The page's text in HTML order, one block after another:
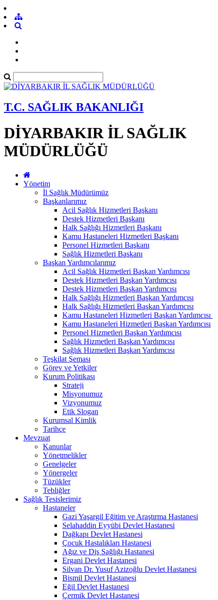
T.C. SAĞLIK BAKANLIĞI
DİYARBAKIR İL SAĞLIK
MÜDÜRLÜĞÜ
Yönetim
İl Sağlık Müdürümüz
Başkanlarımız
Acil Sağlık Hizmetleri Başkanı
Destek Hizmetleri Başkanı
Halk Sağlığı Hizmetleri Başkanı
Kamu Hastaneleri Hizmetleri Başkanı
Personel Hizmetleri Başkanı
Sağlık Hizmetleri Başkanı
Başkan Yardımcılarımız
Acil Sağlık Hizmetleri Başkan Yardımcısı
Destek Hizmetleri Başkan Yardımcısı
Destek Hizmetleri Başkan Yardımcısı
Halk Sağlığı Hizmetleri Başkan Yardımcısı
Halk Sağlığı Hizmetleri Başkan Yardımcısı
Kamu Hastaneleri Hizmetleri Başkan Yardımcısı ​
Kamu Hastaneleri Hizmetleri Başkan Yardımcısı
Personel Hizmetleri Başkan Yardımcısı
Sağlık Hizmetleri Başkan Yardımcısı
Sağlık Hizmetleri Başkan Yardımcısı
Teşkilat Şeması
Görev ve Yetkiler
Kurum Politikası
Strateji
Misyonumuz
Vizyonumuz
Etik Slogan
Kurumsal Kimlik
Tarihçe
Mevzuat
Kanunlar
Yönetmelikler
Genelgeler
Yönergeler
Tüzükler
Tebliğler
Sağlık Tesislerimiz
Hastaneler
Gazi Yaşargil Eğitim ve Araştırma Hastanesi
Selahaddin Eyyübi Devlet Hastanesi
Dağkapı Devlet Hastanesi
Çocuk Hastalıkları Hastanesi
Ağız ve Diş Sağlığı Hastanesi
Ergani Devlet Hastanesi
Silvan Dr. Yusuf Azizoğlu Devlet Hastanesi
Bismil Devlet Hastanesi
Eğil Devlet Hastanesi
Çermik Devlet Hastanesi